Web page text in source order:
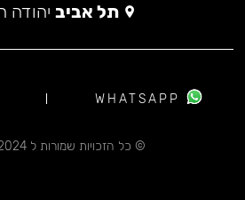
תל אביב יהודה
© כל הזכויות שמורות ל 2024 GOOSTO
WHATSAPP